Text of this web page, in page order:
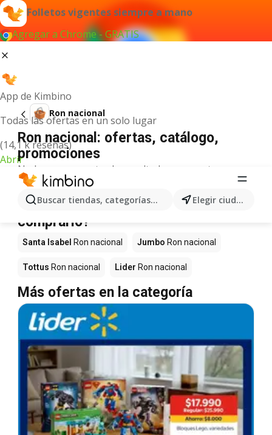
Folletos vigentes siempre a mano
Agregar a Chrome - GRATIS
App de Kimbino
Todas las ofertas en un solo lugar
(14,1 k reseñas)
Abrir
Buscar tiendas, categorías, productos... Elegir ciudad
Ron nacional
Ron nacional: ofertas, catálogo,
promociones
No hemos encontrado resultados para este
término.
Ron nacional en oferta - ¿Dónde
comprarlo?
Santa Isabel Ron nacional Jumbo Ron nacional
Tottus Ron nacional Lider Ron nacional
Más ofertas en la categoría